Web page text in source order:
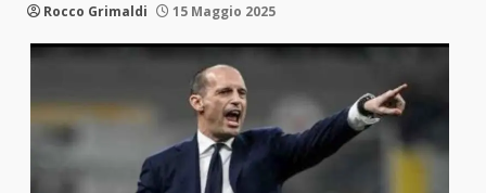
Rocco Grimaldi 15 Maggio 2025